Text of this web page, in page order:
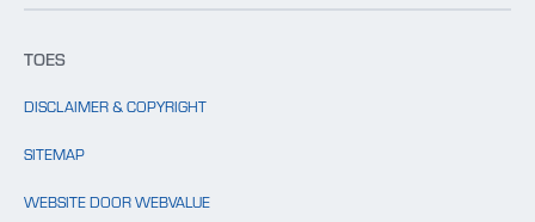
TOES
DISCLAIMER & COPYRIGHT
SITEMAP
WEBSITE DOOR WEBVALUE